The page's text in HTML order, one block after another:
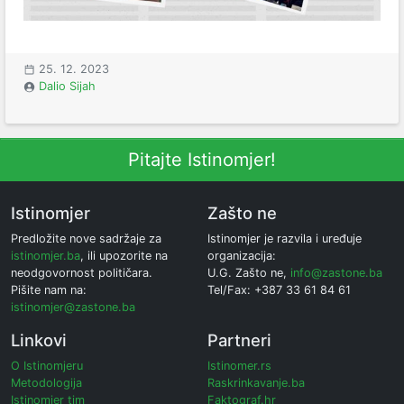
25. 12. 2023
Dalio Sijah
Pitajte Istinomjer!
Istinomjer
Predložite nove sadržaje za
istinomjer.ba, ili upozorite na
neodgovornost političara.
Pišite nam na:
istinomjer@zastone.ba
Zašto ne
Istinomjer je razvila i uređuje
organizacija:
U.G. Zašto ne, info@zastone.ba
Tel/Fax: +387 33 61 84 61
Linkovi
O Istinomjeru
Metodologija
Istinomjer tim
Partneri
Istinomer.rs
Raskrinkavanje.ba
Faktograf.hr